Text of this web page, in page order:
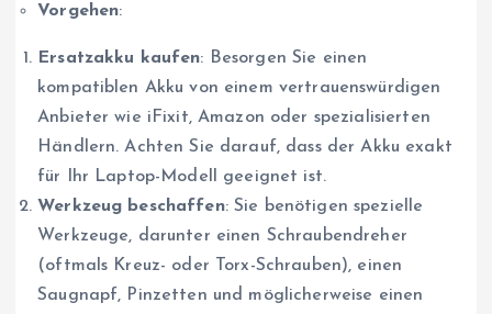
Vorgehen:
Ersatzakku kaufen: Besorgen Sie einen
kompatiblen Akku von einem vertrauenswürdigen
Anbieter wie iFixit, Amazon oder spezialisierten
Händlern. Achten Sie darauf, dass der Akku exakt
für Ihr Laptop-Modell geeignet ist.
Werkzeug beschaffen: Sie benötigen spezielle
Werkzeuge, darunter einen Schraubendreher
(oftmals Kreuz- oder Torx-Schrauben), einen
Saugnapf, Pinzetten und möglicherweise einen